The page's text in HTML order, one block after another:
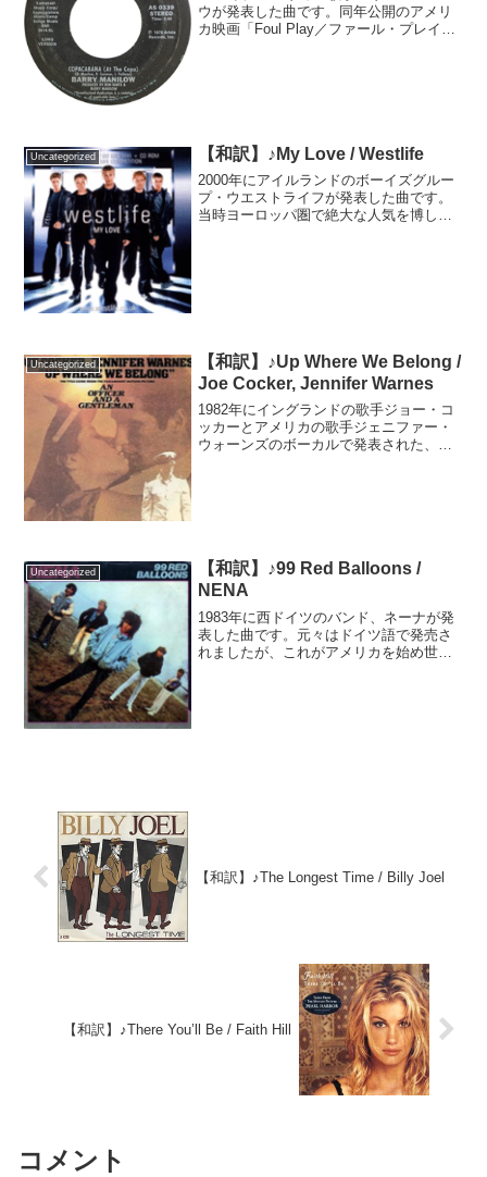
ウが発表した曲です。同年公開のアメリ
カ映画「Foul Play／ファール・プレイ」
Uncategorized 【和訳】♪My Love / Westlife
2000年にアイルランドのボーイズグルー
プ・ウエストライフが発表した曲です。
当時ヨーロッパ圏で絶大な人気を博して
Uncategorized
【和訳】♪Up Where We Belong /
Joe Cocker, Jennifer Warnes
1982年にイングランドの歌手ジョー・コ
ッカーとアメリカの歌手ジェニファー・
ウォーンズのボーカルで発表された、映
Uncategorized
【和訳】♪99 Red Balloons /
NENA
1983年に西ドイツのバンド、ネーナが発
表した曲です。元々はドイツ語で発売さ
れましたが、これがアメリカを始め世界
【和訳】♪The Longest Time / Billy Joel
【和訳】♪There You’ll Be / Faith Hill
コメント